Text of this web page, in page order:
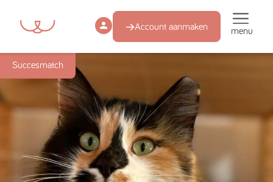
Account aanmaken menu
Succesmatch